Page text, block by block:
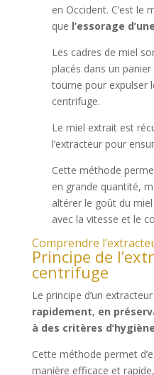
en Occident. C’est
que l’essorage
Les cadres de miel
placés dans un panier
tourne pour expulser
centrifuge.
Le miel extrait est
l’extracteur pour
Cette méthode
en grande quantité,
altérer le goût du
avec la vitesse et le
Comprendre
Principe de
centrifuge
Le principe d’un extracteur
rapidement, en
à des critères
Cette méthode permet
manière efficace et